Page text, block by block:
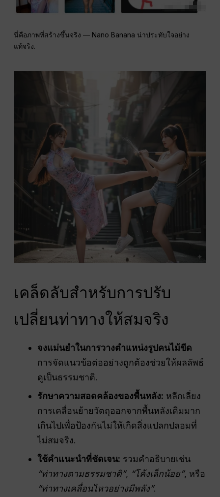
นี่คือภาพที่สร้างขึ้นจริง — Nano Banana น่าประทับใจอย่าง
แท้จริง.
เคล็ดลับสำหรับการปรับ
เปลี่ยนท่าทางให้สมจริง
จงแม่นยำในการวางตำแหน่งรูปคนไม้ขีด
การจัดแนวข้อต่ออย่างถูกต้องช่วยให้ผลลัพธ์
ดูเป็นธรรมชาติ.
รักษาความสอดคล้องของพื้นหลัง: หลีกเลี่ยง
การเคลื่อนย้ายวัตถุออกจากพื้นหลังเดิมมาก
เกินไปเพื่อป้องกันไม่ให้เกิดสิ่งแปลกปลอมที่
ไม่สมจริง.
ใช้คำแนะนำที่ชัดเจน: รวมคำอธิบายเช่น
“ท่าทางตามธรรมชาติ”, “โค้งเล็กน้อย”, หรือ
“ท่าทางเคลื่อนไหวอย่างมีพลัง”.